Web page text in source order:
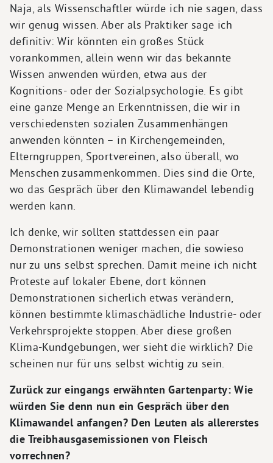
Naja, als Wissenschaftler würde ich nie sagen, dass
wir genug wissen. Aber als Praktiker sage ich
definitiv: Wir könnten ein großes Stück
vorankommen, allein wenn wir das bekannte
Wissen anwenden würden, etwa aus der
Kognitions- oder der Sozialpsychologie. Es gibt
eine ganze Menge an Erkenntnissen, die wir in
verschiedensten sozialen Zusammenhängen
anwenden könnten – in Kirchengemeinden,
Elterngruppen, Sportvereinen, also überall, wo
Menschen zusammenkommen. Dies sind die Orte,
wo das Gespräch über den Klimawandel lebendig
werden kann.
Ich denke, wir sollten stattdessen ein paar
Demonstrationen weniger machen, die sowieso
nur zu uns selbst sprechen. Damit meine ich nicht
Proteste auf lokaler Ebene, dort können
Demonstrationen sicherlich etwas verändern,
können bestimmte klimaschädliche Industrie- oder
Verkehrsprojekte stoppen. Aber diese großen
Klima-Kundgebungen, wer sieht die wirklich? Die
scheinen nur für uns selbst wichtig zu sein.
Zurück zur eingangs erwähnten Gartenparty: Wie
würden Sie denn nun ein Gespräch über den
Klimawandel anfangen? Den Leuten als allererstes
die Treibhausgasemissionen von Fleisch
vorrechnen?